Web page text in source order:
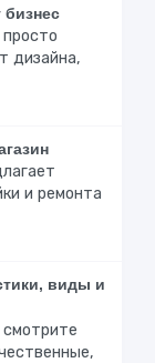
бизнес
дизайна,
и ремонта
виды и